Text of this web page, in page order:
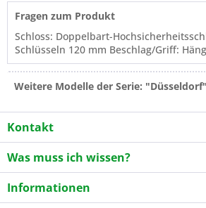
Fragen zum Produkt
Schloss: Doppelbart-
Schlüsseln 120 mm Beschlag/Griff:
Weitere Modelle der Serie: "Düsseldorf"
Kontakt
Was muss ich wissen?
Informationen